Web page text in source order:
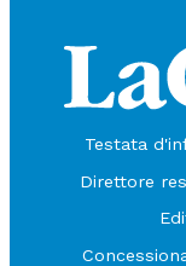
Testata
Direttore